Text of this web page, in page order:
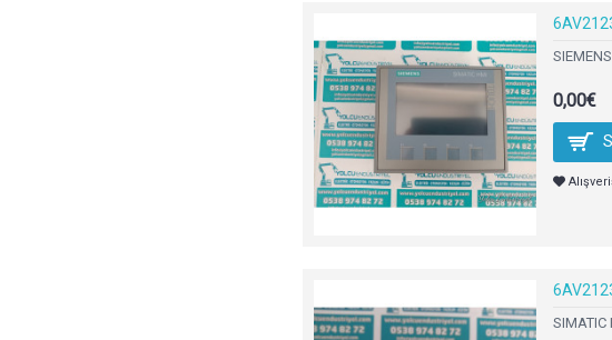
0,00€
SIMATIC